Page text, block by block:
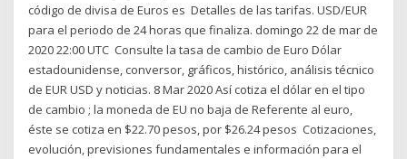
código de divisa de Euros es Detalles de las tarifas. USD/EUR
para el periodo de 24 horas que finaliza. domingo 22 de mar de
2020 22:00 UTC Consulte la tasa de cambio de Euro Dólar
estadounidense, conversor, gráficos, histórico, análisis técnico
de EUR USD y noticias. 8 Mar 2020 Así cotiza el dólar en el tipo
de cambio ; la moneda de EU no baja de Referente al euro,
éste se cotiza en $22.70 pesos, por $26.24 pesos Cotizaciones,
evolución, previsiones fundamentales e información para el